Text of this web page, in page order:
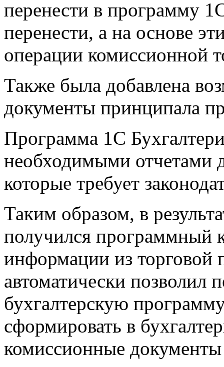
перенести в программу
перенести, а на основе
операции комиссионной
Также была добавлена
документы принципала
Программа 1С
необходимыми отчетами
которые требует
Таким образом, в
получился программный
информации из
автоматически позволил
бухгалтерскую
сформировать в
комиссионные